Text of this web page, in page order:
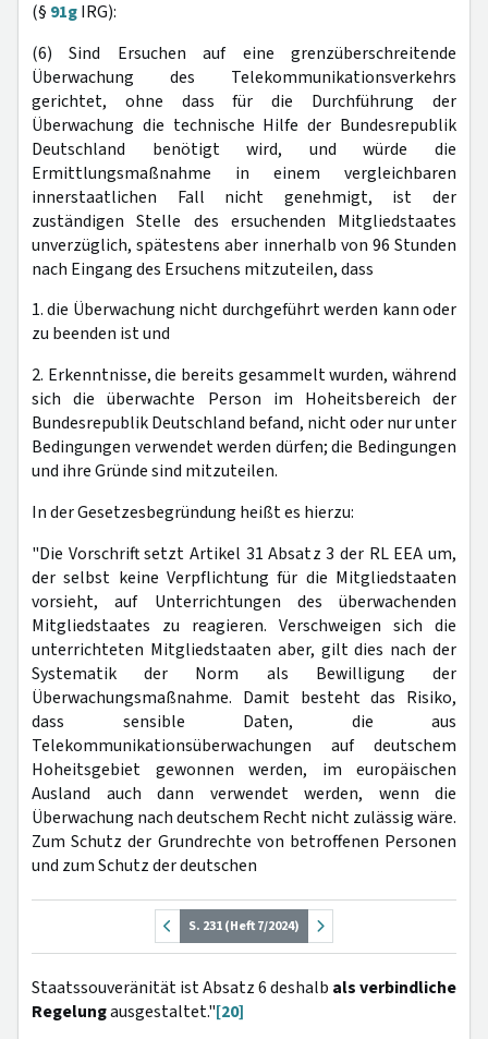
(§ 91gIRG):
(6) Sind Ersuchen auf eine grenzüberschreitende
Überwachung des Telekommunikationsverkehrs
gerichtet, ohne dass für die Durchführung der
Überwachung die technische Hilfe der Bundesrepublik
Deutschland benötigt wird, und würde die
Ermittlungsmaßnahme in einem vergleichbaren
innerstaatlichen Fall nicht genehmigt, ist der
zuständigen Stelle des ersuchenden Mitgliedstaates
unverzüglich, spätestens aber innerhalb von 96 Stunden
nach Eingang des Ersuchens mitzuteilen, dass
1. die Überwachung nicht durchgeführt werden kann oder
zu beenden ist und
2. Erkenntnisse, die bereits gesammelt wurden, während
sich die überwachte Person im Hoheitsbereich der
Bundesrepublik Deutschland befand, nicht oder nur unter
Bedingungen verwendet werden dürfen; die Bedingungen
und ihre Gründe sind mitzuteilen.
In der Gesetzesbegründung heißt es hierzu:
"Die Vorschrift setzt Artikel 31 Absatz 3 der RL EEA um,
der selbst keine Verpflichtung für die Mitgliedstaaten
vorsieht, auf Unterrichtungen des überwachenden
Mitgliedstaates zu reagieren. Verschweigen sich die
unterrichteten Mitgliedstaaten aber, gilt dies nach der
Systematik der Norm als Bewilligung der
Überwachungsmaßnahme. Damit besteht das Risiko,
dass sensible Daten, die aus
Telekommunikationsüberwachungen auf deutschem
Hoheitsgebiet gewonnen werden, im europäischen
Ausland auch dann verwendet werden, wenn die
Überwachung nach deutschem Recht nicht zulässig wäre.
Zum Schutz der Grundrechte von betroffenen Personen
und zum Schutz der deutschen
S. 231 (Heft 7/2024)
Staatssouveränität ist Absatz 6 deshalb als verbindliche
Regelungausgestaltet."[20]